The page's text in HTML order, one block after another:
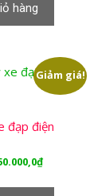
hàng
Giảm giá!
đạp điện
₫Giá